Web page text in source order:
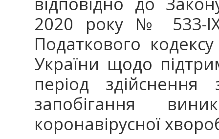
2020 року № 533-
Податкового
України щодо
період
запобігання
коронавірусної